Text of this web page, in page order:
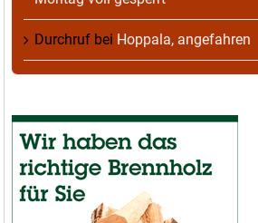
Durchruf bei Hoppala, angefahren